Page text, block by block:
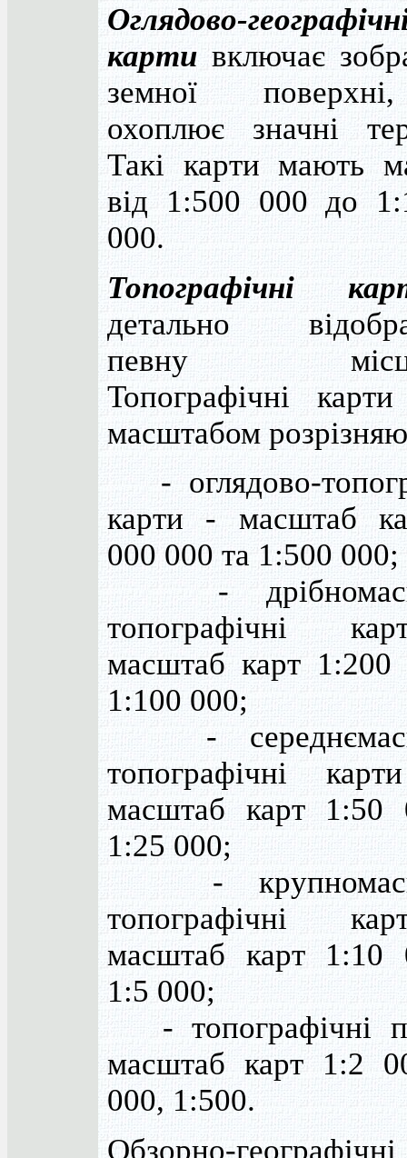
Оглядово-
карти включає
земної
охоплює значні
Такі карти мають
від 1:500 000 до
000.
Топографічні
детально
певну
Топографічні
масштабом
- оглядово-
карти - масштаб
000 000 та 1:500 000;
-
топографічні
масштаб карт 1:200
1:100 000;
-
топографічні
масштаб карт 1:50
1:25 000;
-
топографічні
масштаб карт 1:10
1:5 000;
- топографічні
масштаб карт 1:2
000, 1:500.
Обзорно-